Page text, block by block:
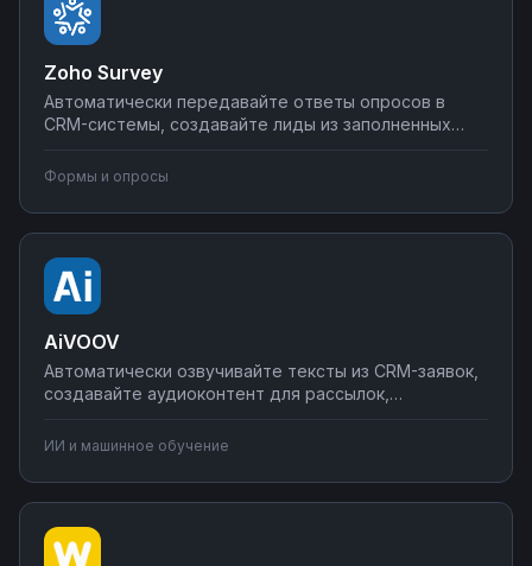
Zoho Survey
Автоматически передавайте ответы опросов в
CRM-системы, создавайте лиды из заполненных
аналитические платформы. Настройте
автоматическую рассылку опросов и обработку
результатов без программирования через
платформу Nodul.
Формы и опросы
AiVOOV
Автоматически озвучивайте тексты из CRM-заявок,
создавайте аудиоконтент для рассылок,
мессенджерах. Соединяйте AiVOOV с вашими
инструментами через Nodul и экономьте часы на
ручном озвучивании.
ИИ и машинное обучение